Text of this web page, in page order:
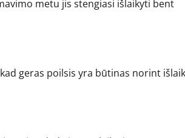
metu jis stengiasi išlaikyti bent
geras poilsis yra būtinas norint